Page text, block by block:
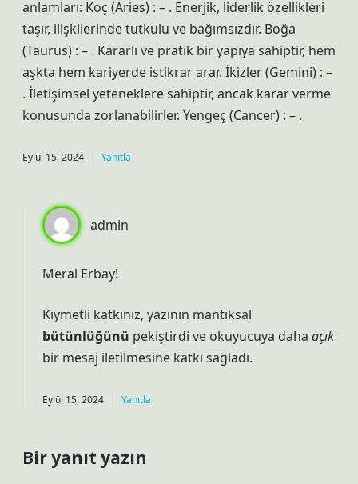
anlamları: Koç (Aries) : – . Enerjik, liderlik özellikleri
taşır, ilişkilerinde tutkulu ve bağımsızdır. Boğa
(Taurus) : – . Kararlı ve pratik bir yapıya sahiptir, hem
aşkta hem kariyerde istikrar arar. İkizler (Gemini) : –
. İletişimsel yeteneklere sahiptir, ancak karar verme
konusunda zorlanabilirler. Yengeç (Cancer) : – .
Eylül 15, 2024 Yanıtla
admin
Meral Erbay!
Kıymetli katkınız, yazının mantıksal
bütünlüğünü pekiştirdi ve okuyucuya daha açık
bir mesaj iletilmesine katkı sağladı.
Eylül 15, 2024 Yanıtla
Bir yanıt yazın